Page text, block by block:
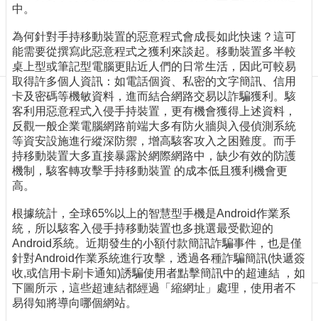
覽
最
新
消
息
關
於
我
們
出
刊
物
校
務
服
務
中。
為何針對手持移動裝置的惡意程式會成長如此快速？這可
能需要從撰寫此惡意程式之獲利來談起。移動裝置多半較
桌上型或筆記型電腦更貼近人們的日常生活，因此可較易
取得許多個人資訊：如電話個資、私密的文字簡訊、信用
卡及密碼等機敏資料，進而結合網路交易以詐騙獲利。駭
客利用惡意程式入侵手持裝置，更有機會獲得上述資料，
反觀一般企業電腦網路前端大多有防火牆與入侵偵測系統
等資安設施進行縱深防禦，增高駭客攻入之困難度。而手
持移動裝置大多直接暴露於網際網路中，缺少有效的防護
機制，駭客轉攻擊手持移動裝置 的成本低且獲利機會更
高。
根據統計，全球65%以上的智慧型手機是Android作業系
統，所以駭客入侵手持移動裝置也多挑選最受歡迎的
Android系統。近期發生的小額付款簡訊詐騙事件，也是僅
針對Android作業系統進行攻擊，透過各種詐騙簡訊(快遞簽
收,或信用卡刷卡通知)誘騙使用者點擊簡訊中的超連結 ，如
下圖所示，這些超連結都經過「縮網址」處理，使用者不
易得知將導向哪個網站。